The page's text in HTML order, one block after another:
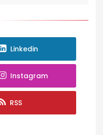
Linkedin
Instagram
RSS